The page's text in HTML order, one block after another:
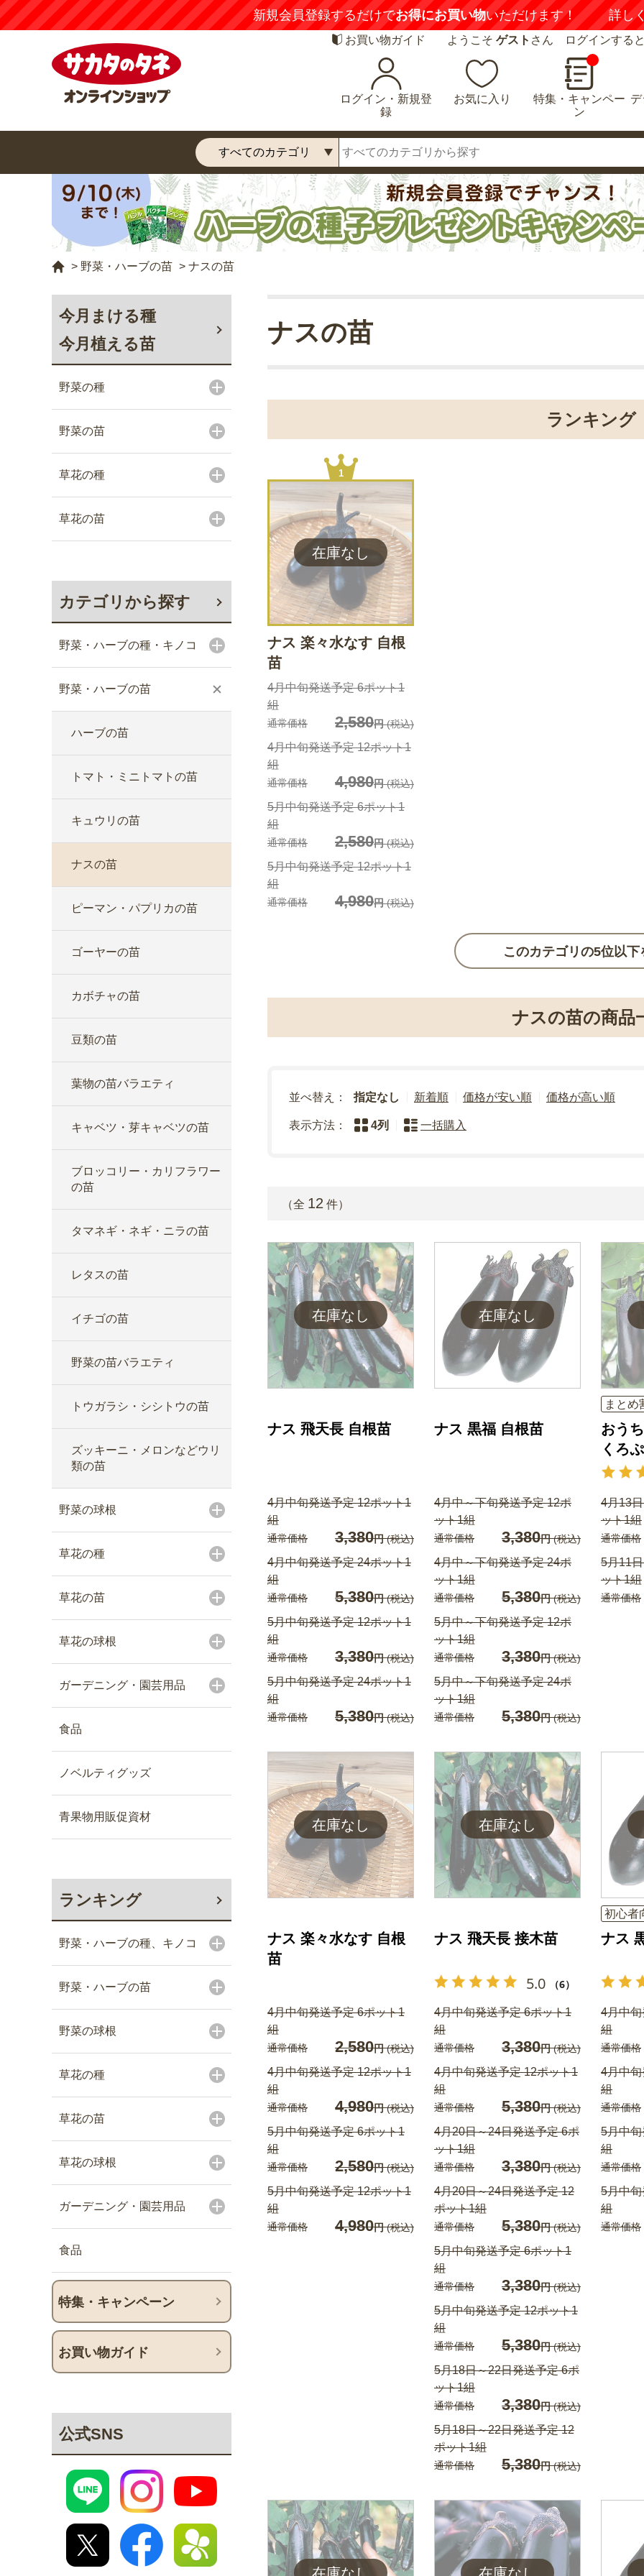
新規会員登録するだけでお得にお買い物いただけます！ 詳し
お買い物ガイド ようこそ ゲスト さん ログインする
ログイン・新規登
録
お気に入り
特集・キャンペー
ン
> 野菜・ハーブの苗 > ナスの苗
今月まける種
今月植える苗
野菜の種
野菜の苗
草花の種
草花の苗
カテゴリから探す
野菜・ハーブの種・キノコ
野菜・ハーブの苗
ハーブの苗
トマト・ミニトマトの苗
キュウリの苗
ナスの苗
ピーマン・パプリカの苗
ゴーヤーの苗
カボチャの苗
豆類の苗
葉物の苗バラエティ
キャベツ・芽キャベツの苗
ブロッコリー・カリフラワー
の苗
タマネギ・ネギ・ニラの苗
レタスの苗
イチゴの苗
野菜の苗バラエティ
トウガラシ・シシトウの苗
ズッキーニ・メロンなどウリ
類の苗
野菜の球根
草花の種
草花の苗
草花の球根
ガーデニング・園芸用品
食品
ノベルティグッズ
青果物用販促資材
ランキング
野菜・ハーブの種、キノコ
野菜・ハーブの苗
野菜の球根
草花の種
草花の苗
草花の球根
ガーデニング・園芸用品
食品
特集・キャンペーン
お買い物ガイド
公式SNS
ナスの苗
ランキング
1
ナス 楽々水なす 自根
苗
4月中旬発送予定 6ポット1
組
通常価格 2,580円(税込)
4月中旬発送予定 12ポット1
組
通常価格 4,980円(税込)
5月中旬発送予定 6ポット1
組
通常価格 2,580円(税込)
5月中旬発送予定 12ポット1
組
通常価格 4,980円(税込)
このカテゴリの5位以下
ナスの苗の商品
並べ替え： 指定なし 新着順 価格が安い順 価格が高い順
表示方法： 4列 一括購入
（全 12 件）
ナス 飛天長 自根苗
4月中旬発送予定 12ポット1
組
通常価格 3,380円(税込)
4月中旬発送予定 24ポット1
組
通常価格 5,380円(税込)
5月中旬発送予定 12ポット1
組
通常価格 3,380円(税込)
5月中旬発送予定 24ポット1
組
通常価格 5,380円(税込)
ナス 黒福 自根苗
4月中～下旬発送予定 12ポ
ット1組
通常価格 3,380円(税込)
4月中～下旬発送予定 24ポ
ット1組
通常価格 5,380円(税込)
5月中～下旬発送予定 12ポ
ット1組
通常価格 3,380円(税込)
5月中～下旬発送予定 24ポ
ット1組
通常価格 5,380円(税込)
まとめ
おう
くろ
4月13
ット1組
通常価格
5月11
ット1組
通常価格
ナス 楽々水なす 自根
苗
4月中旬発送予定 6ポット1
組
通常価格 2,580円(税込)
4月中旬発送予定 12ポット1
組
通常価格 4,980円(税込)
5月中旬発送予定 6ポット1
組
通常価格 2,580円(税込)
5月中旬発送予定 12ポット1
組
通常価格 4,980円(税込)
ナス 飛天長 接木苗
5.0 （6）
4月中旬発送予定 6ポット1
組
通常価格 3,380円(税込)
4月中旬発送予定 12ポット1
組
通常価格 5,380円(税込)
4月20日～24日発送予定 6ポ
ット1組
通常価格 3,380円(税込)
4月20日～24日発送予定 12
ポット1組
通常価格 5,380円(税込)
5月中旬発送予定 6ポット1
組
通常価格 3,380円(税込)
5月中旬発送予定 12ポット1
組
通常価格 5,380円(税込)
5月18日～22日発送予定 6ポ
ット1組
通常価格 3,380円(税込)
5月18日～22日発送予定 12
ポット1組
通常価格 5,380円(税込)
初心者
ナス
4月中
組
通常価格
4月中
組
通常価格
5月中
組
通常価格
5月中
組
通常価格